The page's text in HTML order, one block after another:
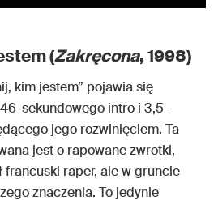
(Zakręcona, 1998)
kim jestem” pojawia się
sekundowego intro i 3,5-
jego rozwinięciem. Ta
jest o rapowane zwrotki,
francuski raper, ale w gruncie
znaczenia. To jedynie